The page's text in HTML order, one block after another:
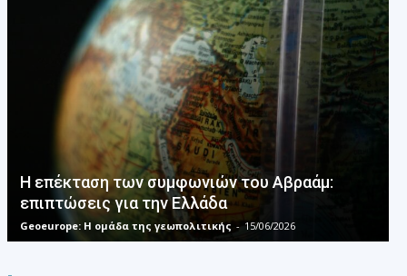
Η επέκταση των συμφωνιών του Αβραάμ:
επιπτώσεις για την Ελλάδα
Geoeurope: Η ομάδα της γεωπολιτικής - 15/06/2026